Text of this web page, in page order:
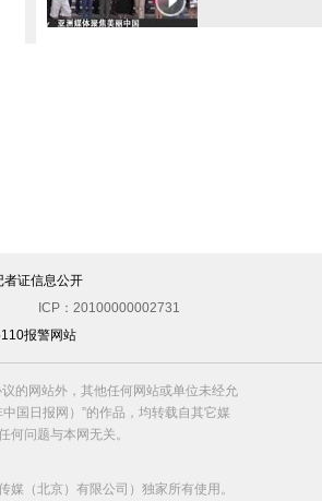
者证信息公开
ICP：20100000002731
110报警网站
的网站外，其他任何网站或单位未经允
国日报网）”的作品，均转载自其它媒
问题与本网无关。
（北京）有限公司）独家所有使用。